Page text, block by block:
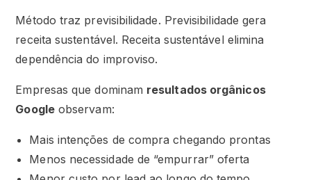
Método traz previsibilidade. Previsibilidade gera
receita sustentável. Receita sustentável elimina
dependência do improviso.
Empresas que dominam resultados orgânicos
Googleobservam:
Mais intenções de compra chegando prontas
Menos necessidade de “empurrar” oferta